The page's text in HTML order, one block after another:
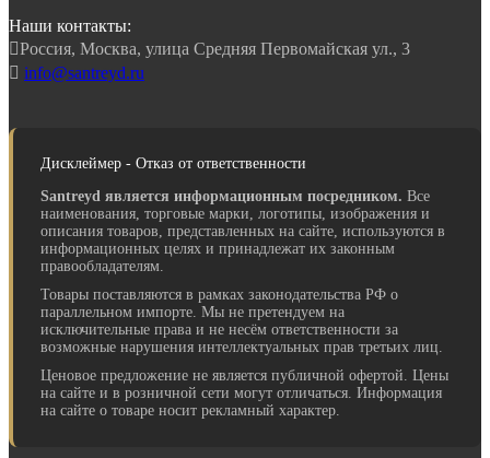
Наши контакты:
Россия, Москва, улица Средняя Первомайская ул., 3
 info@santreyd.ru
Дисклеймер - Отказ от ответственности
Santreyd является информационным посредником. Все
наименования, торговые марки, логотипы, изображения и
описания товаров, представленных на сайте, используются в
информационных целях и принадлежат их законным
правообладателям.
Товары поставляются в рамках законодательства РФ о
параллельном импорте. Мы не претендуем на
исключительные права и не несём ответственности за
возможные нарушения интеллектуальных прав третьих лиц.
Ценовое предложение не является публичной офертой. Цены
на сайте и в розничной сети могут отличаться. Информация
на сайте о товаре носит рекламный характер.